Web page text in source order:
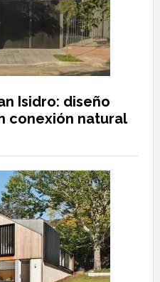
Isidro: diseño
conexión natural